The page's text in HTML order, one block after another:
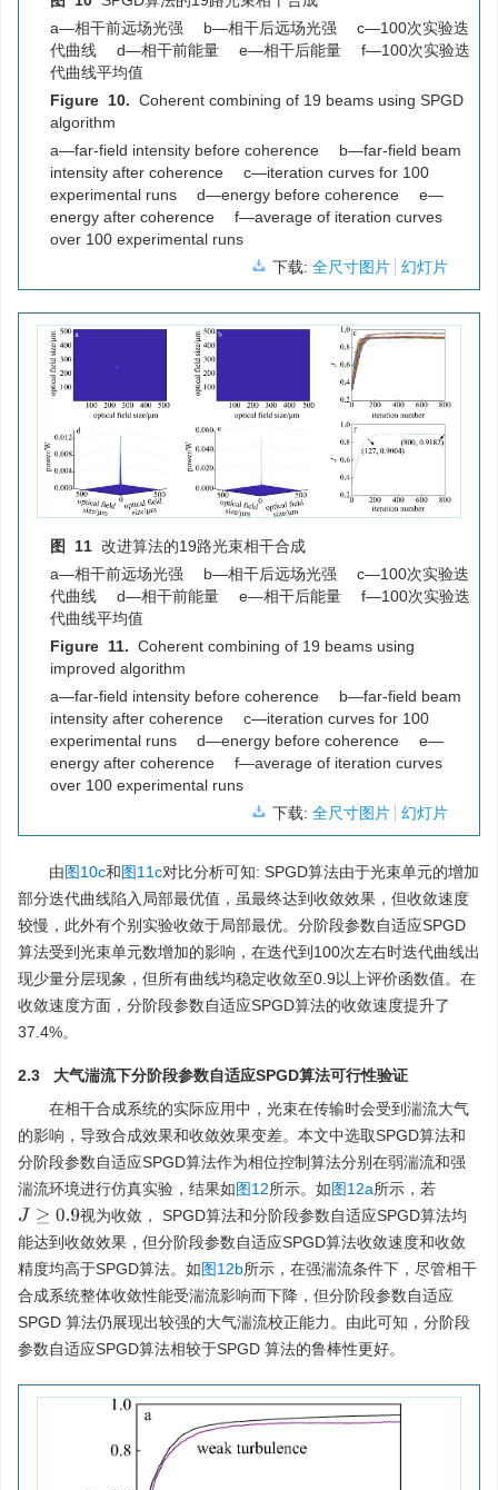
a—相干前远场光强 b—相干后远场光强 c—100次实验迭
代曲线 d—相干前能量 e—相干后能量 f—100次实验迭
代曲线平均值
Figure 10. Coherent combining of 19 beams using SPGD
algorithm
a—far-field intensity before coherence b—far-field beam
intensity after coherence c—iteration curves for 100
experimental runs d—energy before coherence e—
energy after coherence f—average of iteration curves
over 100 experimental runs
下载: 全尺寸图片 幻灯片
图 11 改进算法的19路光束相干合成
a—相干前远场光强 b—相干后远场光强 c—100次实验迭
代曲线 d—相干前能量 e—相干后能量 f—100次实验迭
代曲线平均值
Figure 11. Coherent combining of 19 beams using
improved algorithm
a—far-field intensity before coherence b—far-field beam
intensity after coherence c—iteration curves for 100
experimental runs d—energy before coherence e—
energy after coherence f—average of iteration curves
over 100 experimental runs
下载: 全尺寸图片 幻灯片
由图10c和图11c对比分析可知: SPGD算法由于光束单元的增加
部分迭代曲线陷入局部最优值，虽最终达到收敛效果，但收敛速度
较慢，此外有个别实验收敛于局部最优。分阶段参数自适应SPGD
算法受到光束单元数增加的影响，在迭代到100次左右时迭代曲线出
现少量分层现象，但所有曲线均稳定收敛至0.9以上评价函数值。在
收敛速度方面，分阶段参数自适应SPGD算法的收敛速度提升了
37.4%。
2.3 大气湍流下分阶段参数自适应SPGD算法可行性验证
在相干合成系统的实际应用中，光束在传输时会受到湍流大气
的影响，导致合成效果和收敛效果变差。本文中选取SPGD算法和
分阶段参数自适应SPGD算法作为相位控制算法分别在弱湍流和强
湍流环境进行仿真实验，结果如图12所示。如图12a所示，若
J≥ 0.9
视为收敛， SPGD算法和分阶段参数自适应SPGD算法均
能达到收敛效果，但分阶段参数自适应SPGD算法收敛速度和收敛
精度均高于SPGD算法。如图12b所示，在强湍流条件下，尽管相干
合成系统整体收敛性能受湍流影响而下降，但分阶段参数自适应
SPGD 算法仍展现出较强的大气湍流校正能力。由此可知，分阶段
参数自适应SPGD算法相较于SPGD 算法的鲁棒性更好。